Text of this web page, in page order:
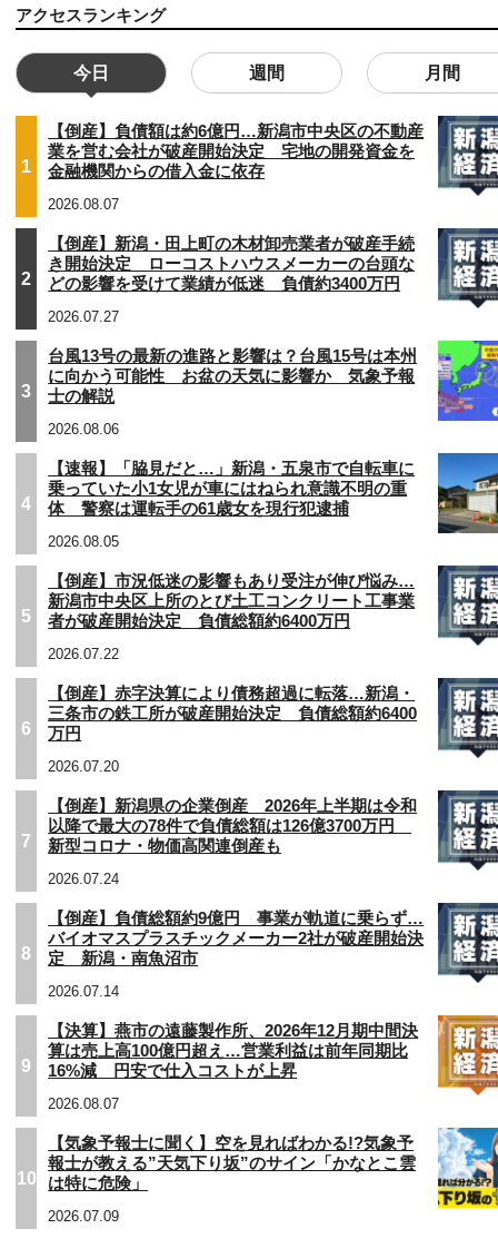
アクセスランキング
今日 週間 月間
1
【倒産】負債額は約6億円…新潟市中央区の不動産
業を営む会社が破産開始決定 宅地の開発資金を
金融機関からの借入金に依存
2026.08.07
2
【倒産】新潟・田上町の木材卸売業者が破産手続
き開始決定 ローコストハウスメーカーの台頭な
どの影響を受けて業績が低迷 負債約3400万円
2026.07.27
3
台風13号の最新の進路と影響は？台風15号は本州
に向かう可能性 お盆の天気に影響か 気象予報
士の解説
2026.08.06
4
【速報】「脇見だと…」新潟・五泉市で自転車に
乗っていた小1女児が車にはねられ意識不明の重
体 警察は運転手の61歳女を現行犯逮捕
2026.08.05
5
【倒産】市況低迷の影響もあり受注が伸び悩み…
新潟市中央区上所のとび土工コンクリート工事業
者が破産開始決定 負債総額約6400万円
2026.07.22
6
【倒産】赤字決算により債務超過に転落…新潟・
三条市の鉄工所が破産開始決定 負債総額約6400
万円
2026.07.20
7
【倒産】新潟県の企業倒産 2026年上半期は令和
以降で最大の78件で負債総額は126億3700万円
新型コロナ・物価高関連倒産も
2026.07.24
8
【倒産】負債総額約9億円 事業が軌道に乗らず…
バイオマスプラスチックメーカー2社が破産開始決
定 新潟・南魚沼市
2026.07.14
9
【決算】燕市の遠藤製作所、2026年12月期中間決
算は売上高100億円超え…営業利益は前年同期比
16%減 円安で仕入コストが上昇
2026.08.07
10
【気象予報士に聞く】空を見ればわかる!?気象予
報士が教える”天気下り坂”のサイン「かなとこ雲
は特に危険」
2026.07.09